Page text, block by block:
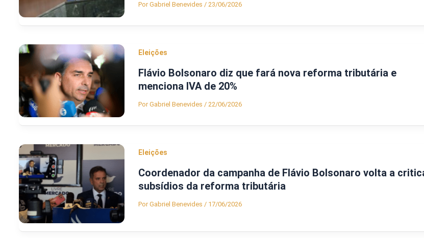
PorGabriel Benevides / 23/06/2026
Eleições
Flávio Bolsonaro diz que fará nova reforma tributária e
menciona IVA de 20%
PorGabriel Benevides / 22/06/2026
Eleições
Coordenador da campanha de Flávio Bolsonaro volta a
subsídios da reforma tributária
PorGabriel Benevides / 17/06/2026